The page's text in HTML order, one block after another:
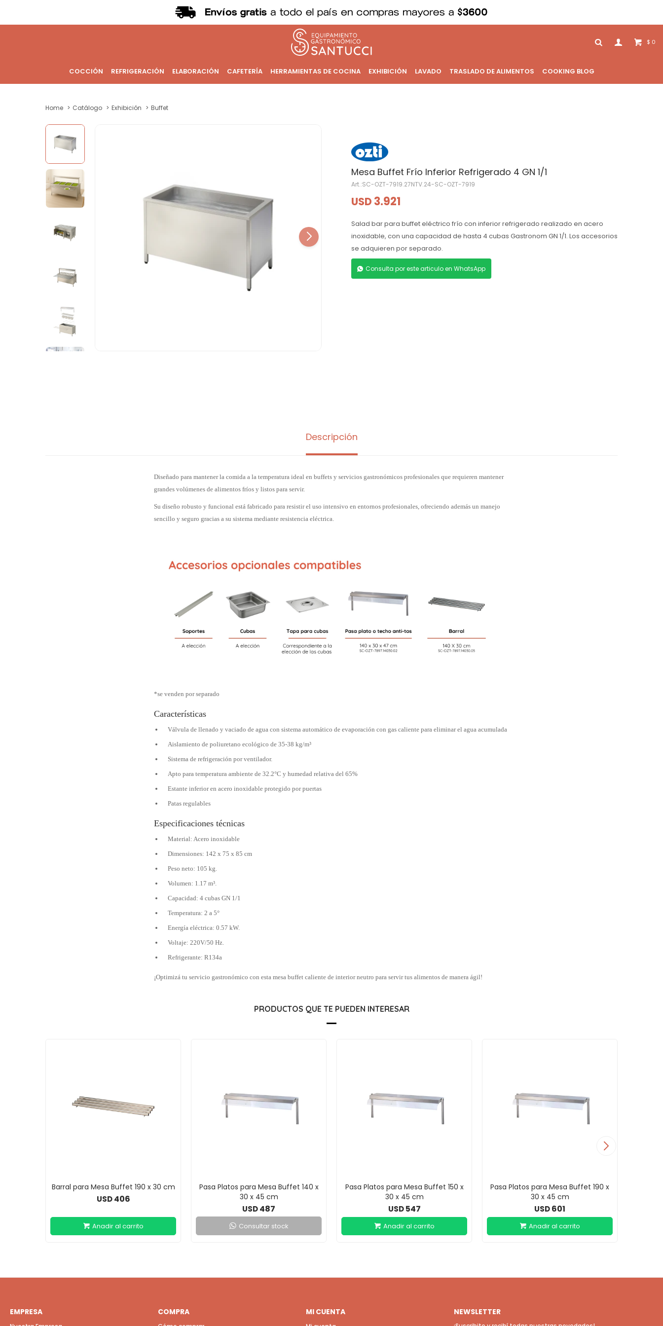
COCCIÓN REFRIGERACIÓN ELABORACIÓN CAFETERÍA HERRAMIENTAS DE COCINA EXHIBICIÓN LAVADO TRASLADO DE ALIMENTOS COOKING BLOG
$ 0
Home Catálogo Exhibición Buffet
Mesa Buffet Frío Inferior Refrigerado 4 GN 1/1
SC-OZT-7919.27NTV.24-SC-OZT-7919
USD 3.921
Salad bar para buffet eléctrico frío con inferior refrigerado realizado en acero
inoxidable, con una capacidad de hasta 4 cubas Gastronom GN 1/1. Los accesorios
se adquieren por separado.
Consulta por este articulo en WhatsApp
Descripción
Diseñado para mantener la comida a la temperatura ideal en buffets y servicios gastronómicos profesionales que requieren mantener
grandes volúmenes de alimentos fríos y listos para servir.
Su diseño robusto y funcional está fabricado para resistir el uso intensivo en entornos profesionales, ofreciendo además un manejo
sencillo y seguro gracias a su sistema mediante resistencia eléctrica.
*se venden por separado
Características
Válvula de llenado y vaciado de agua con sistema automático de evaporación con gas caliente para eliminar el agua acumulada
Aislamiento de poliuretano ecológico de 35-38 kg/m³
Sistema de refrigeración por ventilador.
Apto para temperatura ambiente de 32.2°C y humedad relativa del 65%
Estante inferior en acero inoxidable protegido por puertas
Patas regulables
Especificaciones técnicas
Material: Acero inoxidable
Dimensiones: 142 x 75 x 85 cm
Peso neto: 105 kg.
Volumen: 1.17 m³.
Capacidad: 4 cubas GN 1/1
Temperatura: 2 a 5°
Energía eléctrica: 0.57 kW.
Voltaje: 220V/50 Hz.
Refrigerante: R134a
¡Optimizá tu servicio gastronómico con esta mesa buffet caliente de interior neutro para servir tus alimentos de manera ágil!
PRODUCTOS QUE TE PUEDEN INTERESAR
Barral para Mesa Buffet 190 x 30 cm
USD 406
Pasa Platos para Mesa Buffet 140 x
30 x 45 cm
USD487
Consultar stock
Pasa Platos para Mesa Buffet 150 x
30 x 45 cm
USD 547
Pasa Platos para Mesa Buffet 190 x
30 x 45 cm
USD601
EMPRESA COMPRA MI CUENTA NEWSLETTER